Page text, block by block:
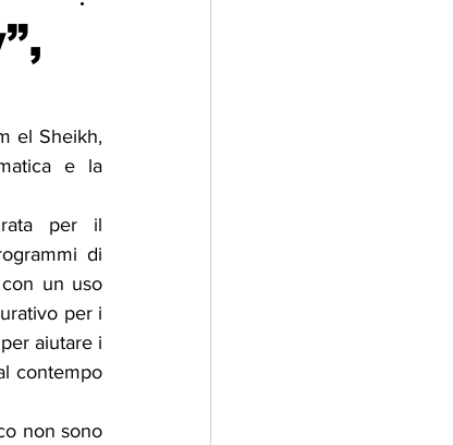
el Sheikh,
e la
per il
di
un uso
per i
aiutare i
contempo
non sono